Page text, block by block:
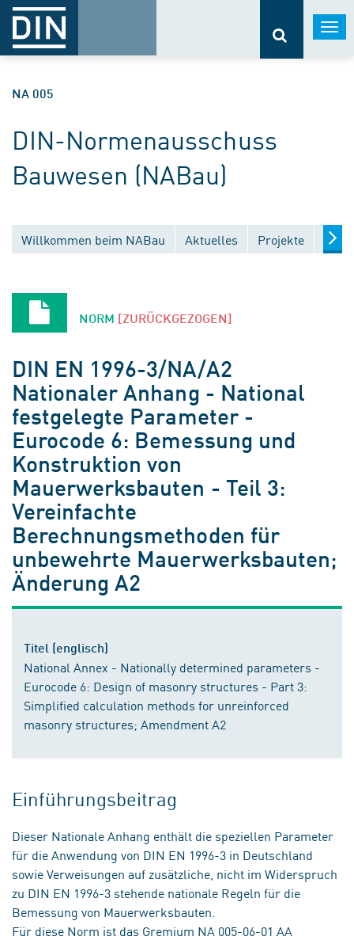
NA 005
DIN-Normenausschuss
Bauwesen (NABau)
Willkommen beim NABau Aktuelles Projekte
NORM [ZURÜCKGEZOGEN]
DIN EN 1996-3/NA/A2
Nationaler Anhang - National
festgelegte Parameter -
Eurocode 6: Bemessung und
Konstruktion von
Mauerwerksbauten - Teil 3:
Vereinfachte
Berechnungsmethoden für
unbewehrte Mauerwerksbauten;
Änderung A2
Titel (englisch)
National Annex - Nationally determined parameters -
Eurocode 6: Design of masonry structures - Part 3:
Simplified calculation methods for unreinforced
masonry structures; Amendment A2
Einführungsbeitrag
Dieser Nationale Anhang enthält die speziellen Parameter
für die Anwendung von DIN EN 1996-3 in Deutschland
sowie Verweisungen auf zusätzliche, nicht im Widerspruch
zu DIN EN 1996-3 stehende nationale Regeln für die
Bemessung von Mauerwerksbauten.
Für diese Norm ist das Gremium NA 005-06-01 AA